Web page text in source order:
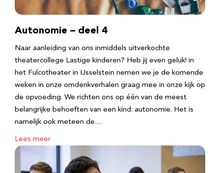
Autonomie – deel 4
Naar aanleiding van ons inmiddels uitverkochte
theatercollege Lastige kinderen? Heb jij even geluk! in
het Fulcotheater in IJsselstein nemen we je de komende
weken in onze omdenkverhalen graag mee in onze kijk op
de opvoeding. We richten ons op één van de meest
belangrijke behoeften van een kind: autonomie. Het is
namelijk ook meteen de…
Lees meer